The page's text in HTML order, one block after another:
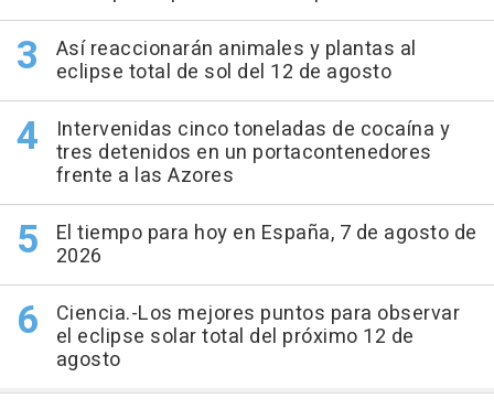
Así reaccionarán animales y plantas al
eclipse total de sol del 12 de agosto
Intervenidas cinco toneladas de cocaína y
tres detenidos en un portacontenedores
frente a las Azores
El tiempo para hoy en España, 7 de agosto de
2026
Ciencia.-Los mejores puntos para observar
el eclipse solar total del próximo 12 de
agosto